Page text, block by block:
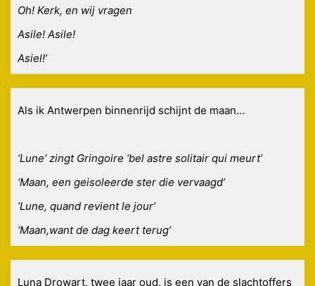
Oh! Kerk, en wij vragen
Asile! Asile!
Asiel!’
Als ik Antwerpen binnenrijd schijnt de maan…
‘Lune’ zingt Gringoire ‘bel astre solitair qui meurt’
‘Maan, een geisoleerde ster die vervaagd’
‘Lune, quand revient le jour’
‘Maan,want de dag keert terug’
Luna Drowart, twee jaar oud, is een van de slachtoffers